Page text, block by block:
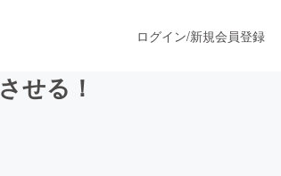
ログイン/新規会員登録
せる！